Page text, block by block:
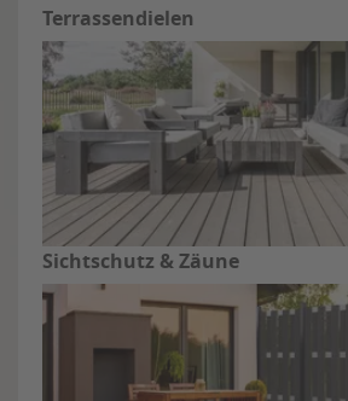
Terrassendielen
Sichtschutz & Zäune